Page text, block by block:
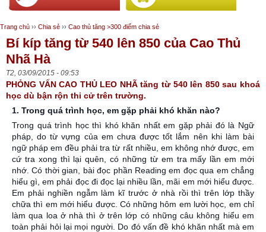
Bạn đang ở đây
Trang chủ ›› Chia sẻ ›› Cao thủ tăng >300 điểm chia sẻ
Bí kíp tăng từ 540 lên 850 của Cao Thủ
Nhã Hà
T2, 03/09/2015 - 09:53
PHỎNG VẤN CAO THỦ LEO NHÃ tăng từ 540 lên 850 sau khoá
học dù bận rộn thi cử trên trường.
1. Trong quá trình học, em gặp phải khó khăn nào?
Trong quá trình học thì khó khăn nhất em gặp phải đó là Ngữ
pháp, do từ vựng của em chưa được tốt lắm nên khi làm bài
ngữ pháp em đều phải tra từ rất nhiều, em không nhớ được, em
cứ tra xong thì lại quên, có những từ em tra mấy lần em mới
nhớ. Có thời gian, bài đọc phần Reading em đọc qua em chẳng
hiểu gì, em phải đọc đi đọc lại nhiều lần, mãi em mới hiểu được.
Em phải nghiền ngẫm làm kĩ trước ở nhà rồi thì trên lớp thầy
chữa thì em mới hiểu được. Có những hôm em lười học, em chỉ
làm qua loa ở nhà thì ở trên lớp có những câu không hiểu em
toàn phải hỏi lại mọi người. Do đó vấn đề khó khăn nhất mà em